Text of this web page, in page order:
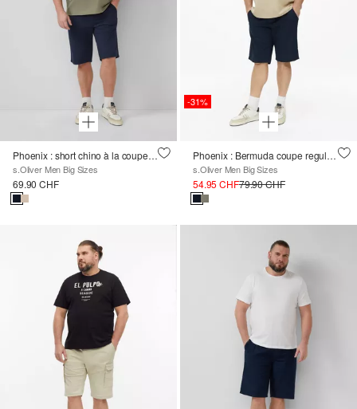
Phoenix : short chino à la coupe régulière
s.Oliver Men Big Sizes
69.90 CHF
-31%
Phoenix : Bermuda coupe regular avec ceinture textile
s.Oliver Men Big Sizes
54.95 CHF79.90 CHF